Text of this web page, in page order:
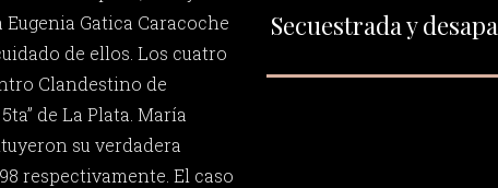
Gatica Caracoche
de ellos. Los cuatro
Clandestino de
de La Plata. María
su verdadera
respectivamente. El caso
Secuestrada y